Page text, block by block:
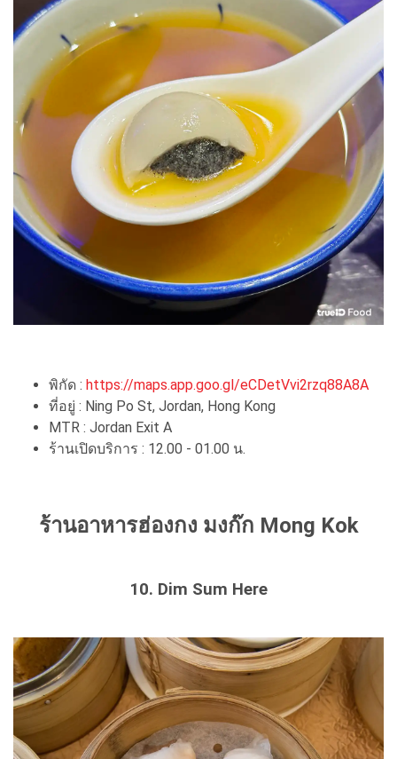
พิกัด : https://maps.app.goo.gl/eCDetVvi2rzq88A8A
ที่อยู่ : Ning Po St, Jordan, Hong Kong
MTR : Jordan Exit A
ร้านเปิดบริการ : 12.00 - 01.00 น.
ร้านอาหารฮ่องกง มงก๊ก Mong Kok
10. Dim Sum Here